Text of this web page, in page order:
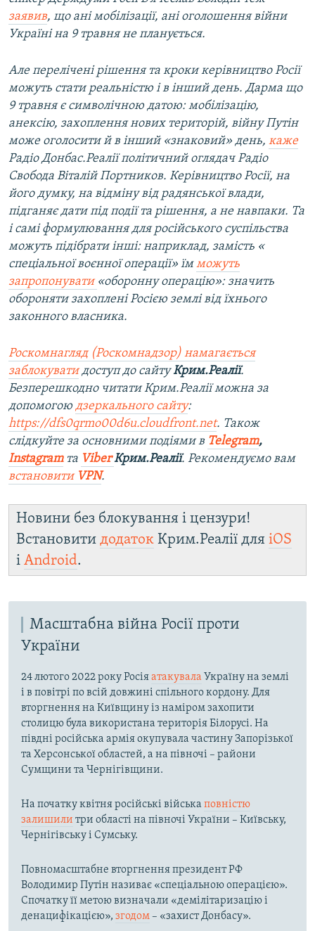
заявив, що ані мобілізації, ані оголошення війни
Україні на 9 травня не планується.
Але перелічені рішення та кроки керівництво Росії
можуть стати реальністю і в інший день. Дарма що
9 травня є символічною датою: мобілізацію,
анексію, захоплення нових територій, війну Путін
може оголосити й в інший «знаковий» день, каже
Радіо Донбас.Реалії політичний оглядач Радіо
Свобода Віталій Портников. Керівництво Росії, на
його думку, на відміну від радянської влади,
підганяє дати під події та рішення, а не навпаки. Та
і самі формулювання для російського суспільства
можуть підібрати інші: наприклад, замість «​
спеціальної воєнної операції» їмможуть
запропонувати​ «​оборонну операцію»: значить
обороняти захоплені Росією землі від їхнього
законного власника.
Роскомнагляд (Роскомнадзор) намагається
заблокуватидоступ до сайтуКрим.Реалії.
Безперешкодно читати Крим.Реалії можна за
допомогою дзеркального сайту:
https://dfs0qrmo00d6u.cloudfront.net. Також
слідкуйте за основними подіями в Telegram,
Instagramта ViberКрим.Реалії. Рекомендуємо вам
встановити VPN.
Новини без блокування і цензури!
Встановити додаток Крим.Реалії для iOS
і Android.
Масштабна війна Росії проти
України
24 лютого 2022 року Росіяатакувала Україну на землі
і в повітрі по всій довжині спільного кордону. Для
вторгнення на Київщину із наміром захопити
столицю була використана територія Білорусі. На
півдні російська армія окупувала частину Запорізької
та Херсонської областей, а на півночі – райони
Сумщини та Чернігівщини.
На початку квітня російські війська повністю
залишили три області на півночі України – Київську,
Чернігівську і Сумську.
Повномасштабне вторгнення президент РФ
Володимир Путін називає «спеціальною операцією».
Спочатку її метою визначали «демілітаризацію і
денацифікацією», згодом– «захист Донбасу».